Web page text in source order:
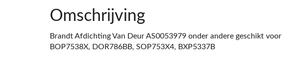
Omschrijving
Brandt Afdichting Van Deur AS0053979 onder andere geschikt voor
BOP7538X, DOR786BB, SOP753X4, BXP5337B